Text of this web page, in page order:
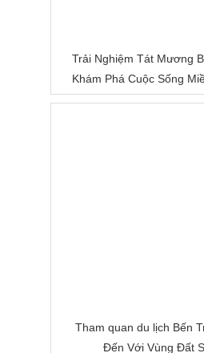
Trải Nghiệm Tát Mương
Khám Phá Cuộc Sống
Tham quan du lịch Bến
Đến Với Vùng Đất